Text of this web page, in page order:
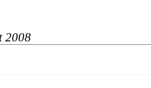
2008